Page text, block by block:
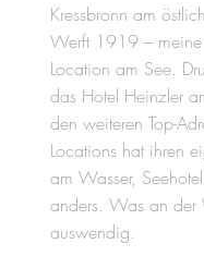
Kressbronn am
Werft 1919 – meine
Location am See.
das Hotel Heinzler
den weiteren Top-
Locations hat ihren
am Wasser,
anders. Was an der
auswendig.